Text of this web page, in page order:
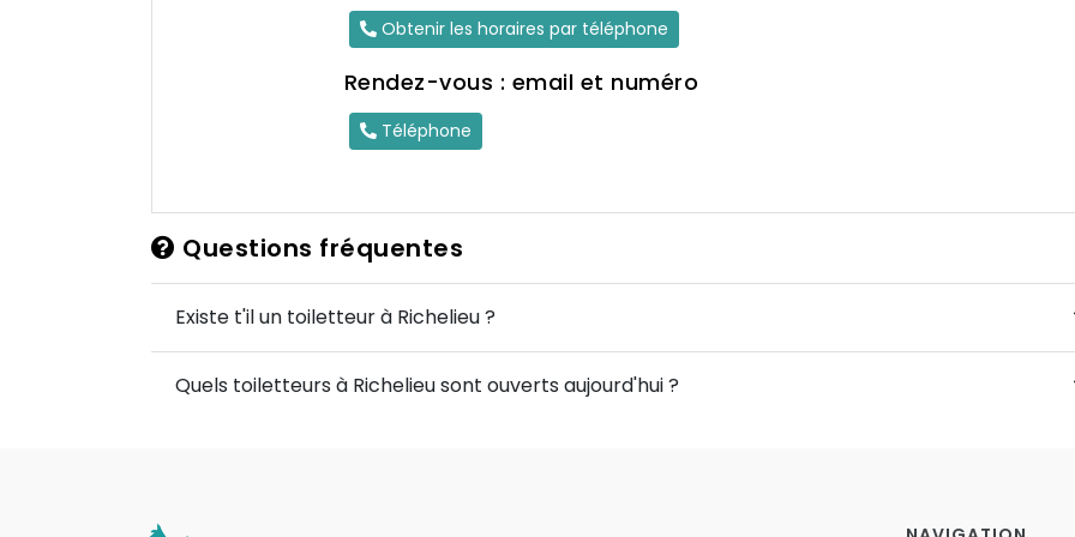
Obtenir les horaires par téléphone
Rendez-vous : email et numéro
Téléphone
Questions fréquentes
Existe t'il un toiletteur à Richelieu ?
Quels toiletteurs à Richelieu sont ouverts aujourd'hui ?